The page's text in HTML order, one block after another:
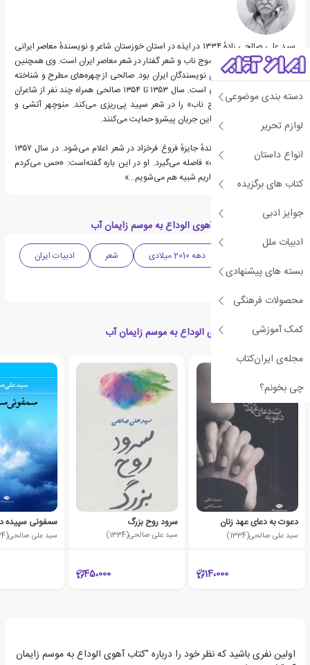
دسته بندی موضوعی
لوازم تحریر
انواع داستان
کتاب های برگزیده
جوایز ادبی
ادبیات ملل
بسته های پیشنهادی
محصولات فرهنگی
کمک آموزشی
مجله‌ی ایران‌کتاب
چی بخونم؟
سید علی صالحی زادهٔ ۱۳۳۴ در ایذه در استان خوزستان شاعر و نویسندهٔ معاصر ایرانی
است. وی پایه‌گذار جریان موج ناب و شعر گفتار در شعر معاصر ایران است. وی همچنین
یکی از دبیران اصلی کانون نویسندگان ایران بود. صالحی از چهره‌های مطرح و شناخته
شده در شعر معاصر فارسی است. سال ۱۳۵۳ تا ۱۳۵۴ صالحی همراه چند نفر از شاعران
هم‌نسل خود جریان «موج ناب» را در شعر سپید پی‌ریزی می‌کند. منوچهر آتشی و
نصرت رحمانی در تهران از این جریان پیشرو حمایت می‌کنند.
در سال ۱۳۵۶ به عنوان برندهٔ جایزهٔ فروغ فرخزاد در شعر اعلام می‌شود. در سال ۱۳۵۷
صالحی از گروه «موج ناب» فاصله می‌گیرد. او در این باره گفته‌است: «حس می‌کردم
همه ما شاعران موج ناب داریم شبیه هم می‌شویم…»
دسته بندی های کتاب آهوی الوداع به موسم زایمان آب
دهه 2010 میلادی شعر
ادبیات ایران
شعر نو
کتاب های مرتبط با آهوی الوداع به موسم زایمان آب
دعوت به دعای عهد زنان
سید علی صالحی(1334)
14،000
سرود روح بزرگ
سید علی صالحی(1334)
45،000
سمفونی سپیده
سید علی صالحی(1334)
اولین نفری باشید که نظر خود را درباره "کتاب آهوی الوداع به موسم زایمان